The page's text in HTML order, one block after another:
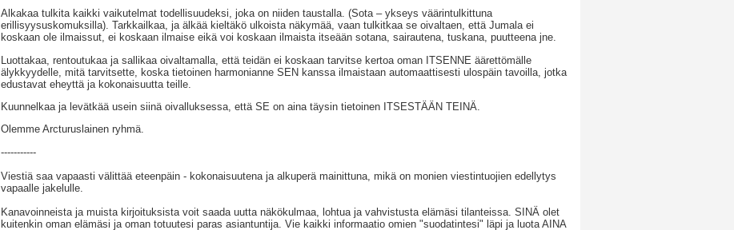
Alkakaa tulkita kaikki vaikutelmat todellisuudeksi, joka on niiden taustalla. (Sota – ykseys väärintulkittuna
erillisyysuskomuksilla). Tarkkailkaa, ja älkää kieltäkö ulkoista näkymää, vaan tulkitkaa se oivaltaen, että Jumala ei
koskaan ole ilmaissut, ei koskaan ilmaise eikä voi koskaan ilmaista itseään sotana, sairautena, tuskana, puutteena jne.
Luottakaa, rentoutukaa ja sallikaa oivaltamalla, että teidän ei koskaan tarvitse kertoa oman ITSENNE äärettömälle
älykkyydelle, mitä tarvitsette, koska tietoinen harmonianne SEN kanssa ilmaistaan automaattisesti ulospäin tavoilla, jotka
edustavat eheyttä ja kokonaisuutta teille.
Kuunnelkaa ja levätkää usein siinä oivalluksessa, että SE on aina täysin tietoinen ITSESTÄÄN TEINÄ.
Olemme Arcturuslainen ryhmä.
-----------
Viestiä saa vapaasti välittää eteenpäin - kokonaisuutena ja alkuperä mainittuna, mikä on monien viestintuojien edellytys
vapaalle jakelulle.
Kanavoinneista ja muista kirjoituksista voit saada uutta näkökulmaa, lohtua ja vahvistusta elämäsi tilanteissa. SINÄ olet
kuitenkin oman elämäsi ja oman totuutesi paras asiantuntija. Vie kaikki informaatio omien "suodatintesi" läpi ja luota AINA